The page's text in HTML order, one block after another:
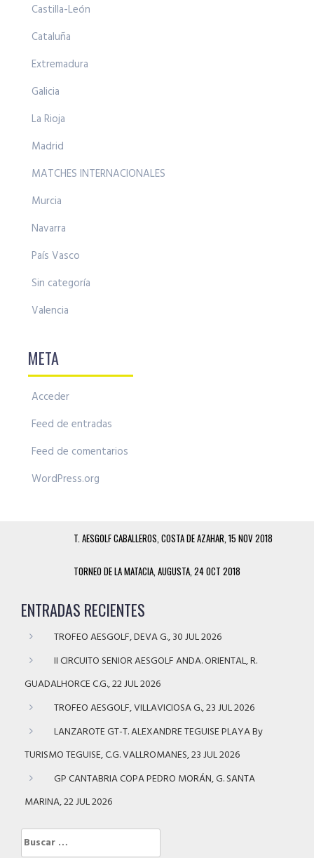
Castilla-León
Cataluña
Extremadura
Galicia
La Rioja
Madrid
MATCHES INTERNACIONALES
Murcia
Navarra
País Vasco
Sin categoría
Valencia
META
Acceder
Feed de entradas
Feed de comentarios
WordPress.org
T. AESGOLF CABALLEROS, COSTA DE AZAHAR, 15 NOV 2018
TORNEO DE LA MATACIA, AUGUSTA, 24 OCT 2018
ENTRADAS RECIENTES
TROFEO AESGOLF, DEVA G., 30 JUL 2026
II CIRCUITO SENIOR AESGOLF ANDA. ORIENTAL, R.
GUADALHORCE C.G., 22 JUL 2026
TROFEO AESGOLF, VILLAVICIOSA G., 23 JUL 2026
LANZAROTE GT-T. ALEXANDRE TEGUISE PLAYA By
TURISMO TEGUISE, C.G. VALLROMANES, 23 JUL 2026
GP CANTABRIA COPA PEDRO MORÁN, G. SANTA
MARINA, 22 JUL 2026
Buscar: